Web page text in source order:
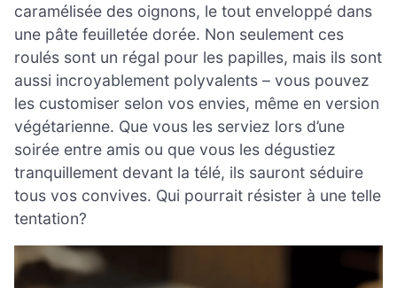
caramélisée des oignons, le tout enveloppé dans
une pâte feuilletée dorée. Non seulement ces
roulés sont un régal pour les papilles, mais ils sont
aussi incroyablement polyvalents – vous pouvez
les customiser selon vos envies, même en version
végétarienne. Que vous les serviez lors d’une
soirée entre amis ou que vous les dégustiez
tranquillement devant la télé, ils sauront séduire
tous vos convives. Qui pourrait résister à une telle
tentation?